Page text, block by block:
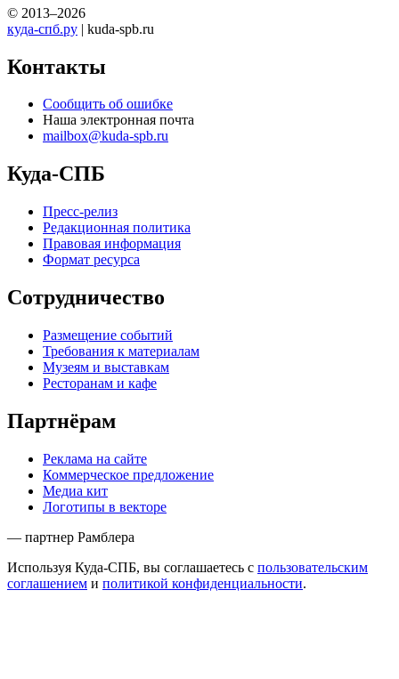
© 2013–2026
куда-спб.ру | kuda-spb.ru
Контакты
Сообщить об ошибке
Наша электронная почта
mailbox@kuda-spb.ru
Куда-СПБ
Пресс-релиз
Редакционная политика
Правовая информация
Формат ресурса
Сотрудничество
Размещение событий
Требования к материалам
Музеям и выставкам
Ресторанам и кафе
Партнёрам
Реклама на сайте
Коммерческое предложение
Медиа кит
Логотипы в векторе
— партнер Рамблера
Используя Куда-СПБ, вы соглашаетесь с пользовательским
соглашением и политикой конфиденциальности.